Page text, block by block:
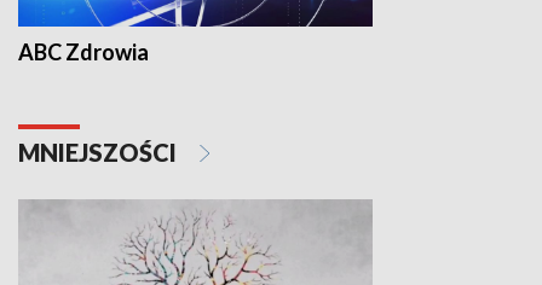
ABC Zdrowia
MNIEJSZOŚCI